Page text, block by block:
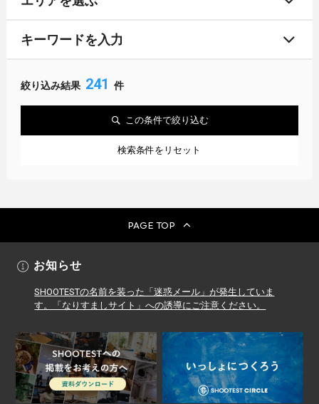
キーワードを入力
絞り込み結果 241 件
この条件で絞り込む
検索条件をリセット
PAGE TOP
お知らせ
SHOOTESTの名前を装った「迷惑メール」が発生していま
す。「なりすましサイト」への誘導にご注意ください。